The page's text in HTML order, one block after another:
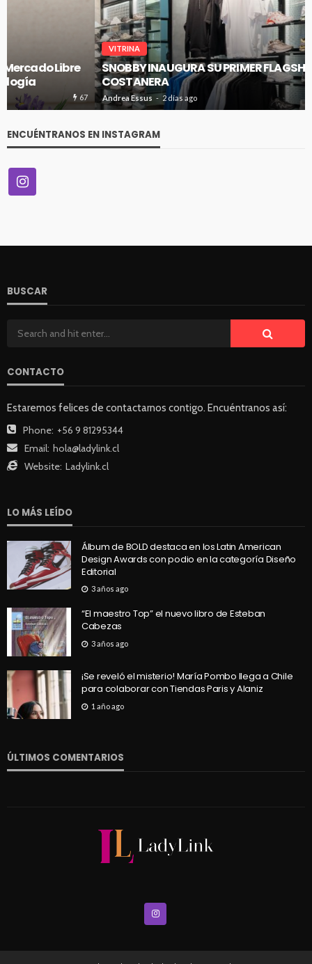
SNOBBY INAUGURA SU PRIMER FLAGSHIP EN CENCO
COSTANERA
Andrea Essus 2 días ago
ENCUÉNTRANOS EN INSTAGRAM
BUSCAR
CONTACTO
Estaremos felices de contactarnos contigo. Encuéntranos así:
Phone: +56 9 81295344
Email: hola@ladylink.cl
Website: Ladylink.cl
LO MÁS LEÍDO
Álbum de BOLD destaca en los Latin American
Design Awards con podio en la categoría Diseño
Editorial
3 años ago
“El maestro Top” el nuevo libro de Esteban
Cabezas
3 años ago
¡Se reveló el misterio! María Pombo llega a Chile
para colaborar con Tiendas Paris y Alaniz
1 año ago
ÚLTIMOS COMENTARIOS